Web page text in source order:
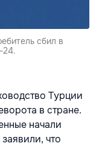
сбил в
24.
Турции
в стране.
начали
что